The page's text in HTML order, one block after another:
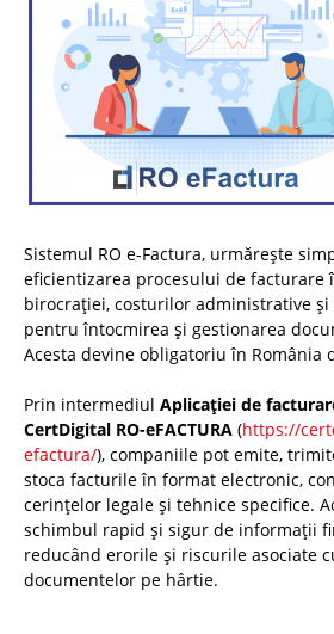
Sistemul RO e-Factura, urmărește
eficientizarea procesului de facturare
birocrației, costurilor administrative
pentru întocmirea și gestionarea
Acesta devine obligatoriu în România
Prin intermediul Aplicației de
CertDigital RO-eFACTURA (https://
efactura/), companiile pot emite,
stoca facturile în format electronic,
cerințelor legale și tehnice specifice.
schimbul rapid și sigur de informații
reducând erorile și riscurile asociate
documentelor pe hârtie.